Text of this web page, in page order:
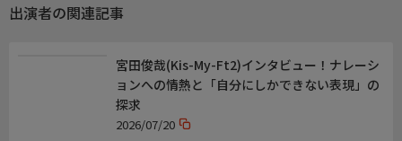
出演者の関連記事
宮田俊哉(Kis-My-Ft2)インタビュー！ナレーシ
ョンへの情熱と「自分にしかできない表現」の
探求
2026/07/20